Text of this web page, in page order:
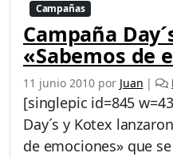
Campañas
Campaña
«Sabemos de
11 junio 2010 por Juan |
[singlepic id=845
Day´s y Kotex
de emociones» que